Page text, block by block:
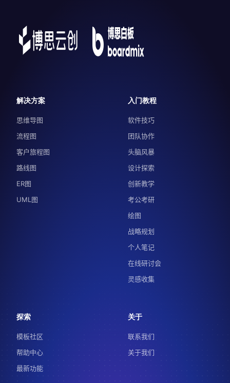
解决方案
思维导图
流程图
客户旅程图
路线图
ER图
UML图
入门教程
软件技巧
团队协作
头脑风暴
设计探索
创新教学
考公考研
绘图
战略规划
个人笔记
在线研讨会
灵感收集
探索
模板社区
帮助中心
最新功能
关于
联系我们
关于我们